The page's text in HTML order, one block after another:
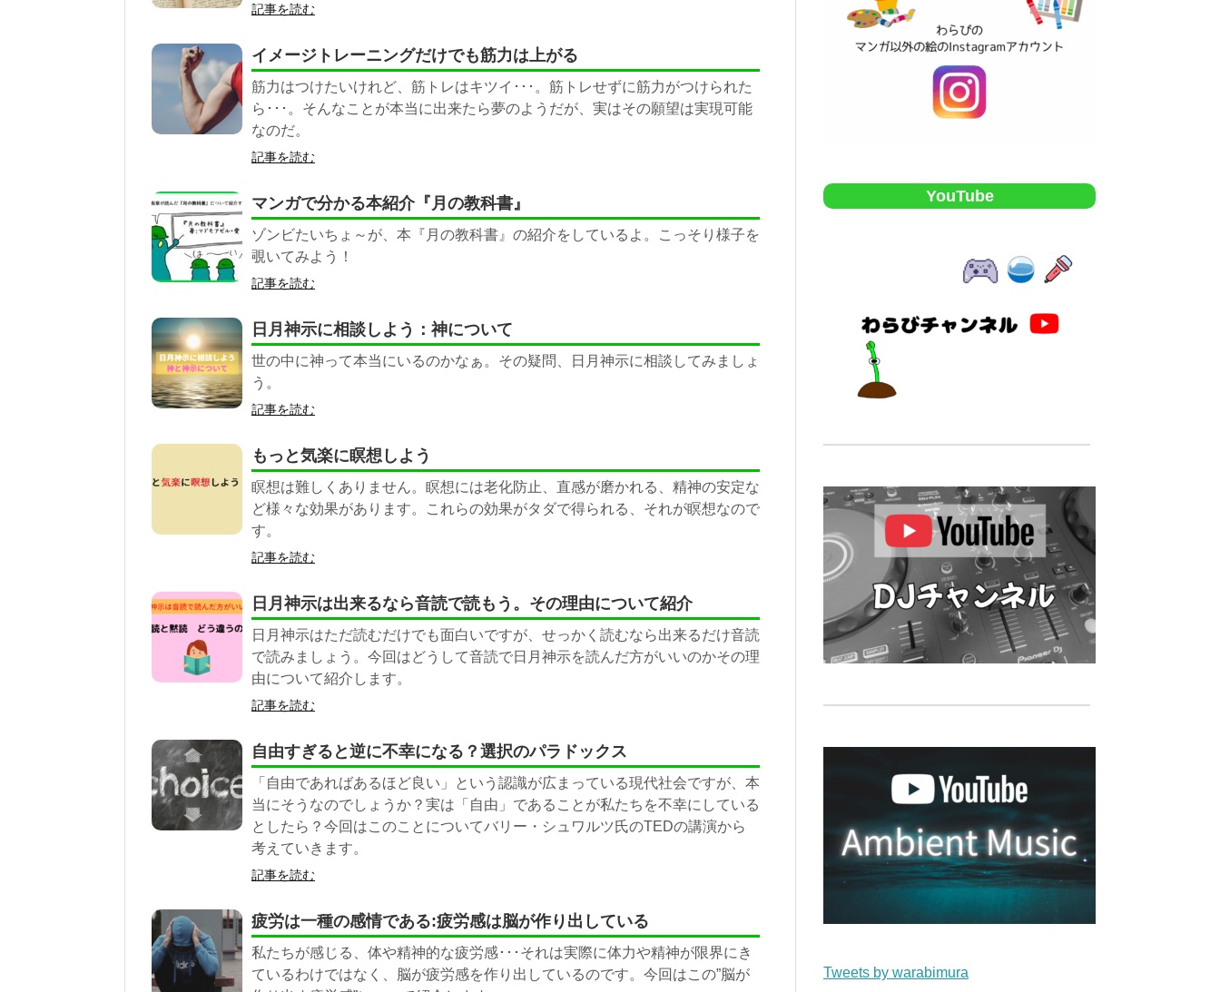
記事を読む
イメージトレーニングだけでも筋力は上がる
筋力はつけたいけれど、筋トレはキツイ･･･。筋トレせずに筋力がつけられた
ら･･･。そんなことが本当に出来たら夢のようだが、実はその願望は実現可能
なのだ。
記事を読む
マンガで分かる本紹介『月の教科書』
ゾンビたいちょ～が、本『月の教科書』の紹介をしているよ。こっそり様子を
覗いてみよう！
記事を読む
日月神示に相談しよう：神について
世の中に神って本当にいるのかなぁ。その疑問、日月神示に相談してみましょ
う。
記事を読む
もっと気楽に瞑想しよう
瞑想は難しくありません。瞑想には老化防止、直感が磨かれる、精神の安定な
ど様々な効果があります。これらの効果がタダで得られる、それが瞑想なので
す。
記事を読む
日月神示は出来るなら音読で読もう。その理由について紹介
日月神示はただ読むだけでも面白いですが、せっかく読むなら出来るだけ音読
で読みましょう。今回はどうして音読で日月神示を読んだ方がいいのかその理
由について紹介します。
記事を読む
自由すぎると逆に不幸になる？選択のパラドックス
「自由であればあるほど良い」という認識が広まっている現代社会ですが、本
当にそうなのでしょうか？実は「自由」であることが私たちを不幸にしている
としたら？今回はこのことについてバリー・シュワルツ氏のTEDの講演から
考えていきます。
記事を読む
疲労は一種の感情である:疲労感は脳が作り出している
私たちが感じる、体や精神的な疲労感･･･それは実際に体力や精神が限界にき
ているわけではなく、脳が疲労感を作り出しているのです。今回はこの”脳が
YouTube
Tweets by warabimura